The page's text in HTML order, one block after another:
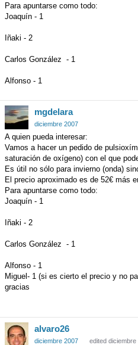
Para apuntarse como todo:
Joaquín - 1
Iñaki - 2
Carlos González - 1
Alfonso - 1
mgdelara
diciembre 2007
A quien pueda interesar:
Vamos a hacer un pedido de
saturación de oxígeno) con el que
Es útil no sólo para invierno (onda)
El precio aproximado es de 52€ más
Para apuntarse como todo:
Joaquín - 1
Iñaki - 2
Carlos González - 1
Alfonso - 1
Miguel- 1 (si es cierto el precio y no
gracias
alvaro26
diciembre 2007 edited diciembre